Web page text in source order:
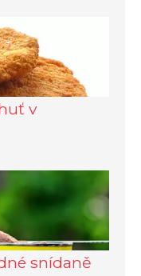
v
snídaně